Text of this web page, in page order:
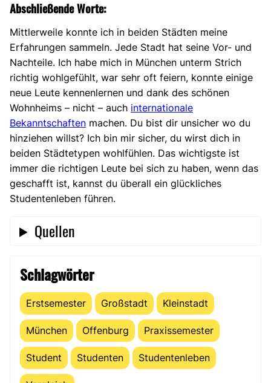
Abschließende Worte:
Mittlerweile konnte ich in beiden Städten meine
Erfahrungen sammeln. Jede Stadt hat seine Vor- und
Nachteile. Ich habe mich in München unterm Strich
richtig wohlgefühlt, war sehr oft feiern, konnte einige
neue Leute kennenlernen und dank des schönen
Wohnheims – nicht – auch internationale
Bekanntschaften machen. Du bist dir unsicher wo du
hinziehen willst? Ich bin mir sicher, du wirst dich in
beiden Städtetypen wohlfühlen. Das wichtigste ist
immer die richtigen Leute bei sich zu haben, wenn das
geschafft ist, kannst du überall ein glückliches
Studentenleben führen.
Quellen
Schlagwörter
Erstsemester Großstadt Kleinstadt
München Offenburg Praxissemester
Student Studenten Studentenleben